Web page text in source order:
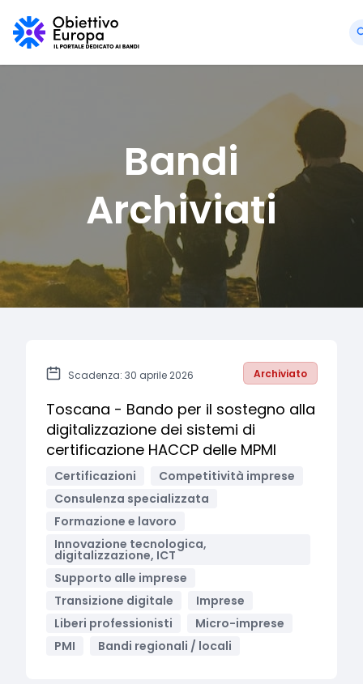
Bandi
Archiviati
Scadenza: 30 aprile 2026 Archiviato
Toscana - Bando per il sostegno alla
digitalizzazione dei sistemi di
certificazione HACCP delle MPMI
Certificazioni
Competitività imprese
Consulenza specializzata
Formazione e lavoro
Innovazione tecnologica,
digitalizzazione, ICT
Supporto alle imprese
Transizione digitale
Imprese
Liberi professionisti
Micro-imprese
PMI
Bandi regionali / locali